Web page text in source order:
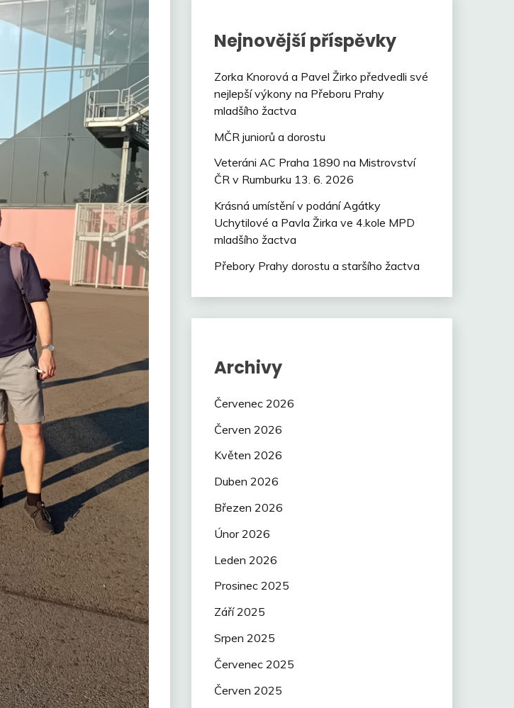
Nejnovější příspěvky
Zorka Knorová a Pavel Žirko předvedli své
nejlepší výkony na Přeboru Prahy
mladšího žactva
MČR juniorů a dorostu
Veteráni AC Praha 1890 na Mistrovství
ČR v Rumburku 13. 6. 2026
Krásná umístění v podání Agátky
Uchytilové a Pavla Žirka ve 4.kole MPD
mladšího žactva
Přebory Prahy dorostu a staršího žactva
Archivy
Červenec 2026
Červen 2026
Květen 2026
Duben 2026
Březen 2026
Únor 2026
Leden 2026
Prosinec 2025
Září 2025
Srpen 2025
Červenec 2025
Červen 2025